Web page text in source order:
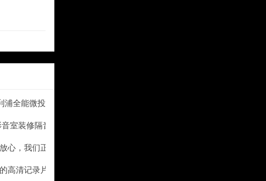
全能微投玩法多
室装修隔音指导
心，我们正在走向规范！
高清记录片